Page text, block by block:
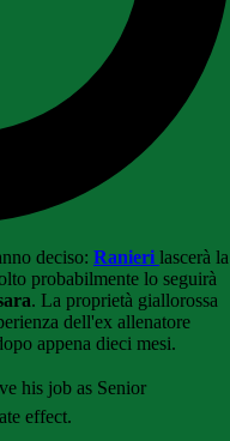
deciso: Ranieri lascerà la
probabilmente lo seguirà
. La proprietà giallorossa
dell'ex allenatore
appena dieci mesi.
his job as Senior
effect.